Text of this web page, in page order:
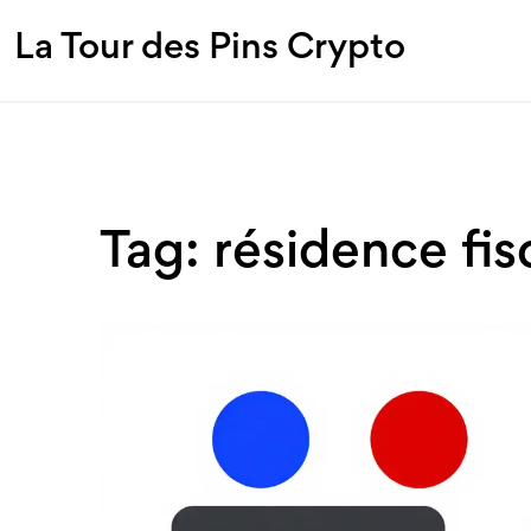
La Tour des Pins Crypto
Tag: résidence